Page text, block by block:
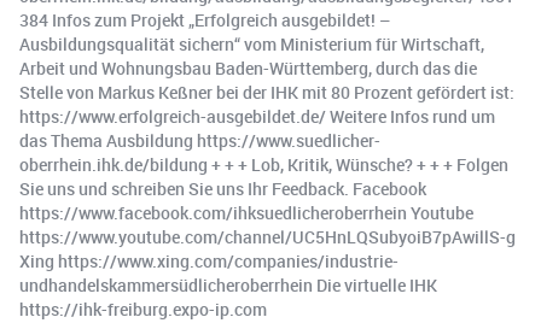
384 Infos zum Projekt „Erfolgreich ausgebildet! –
Ausbildungsqualität sichern“ vom Ministerium für Wirtschaft,
Arbeit und Wohnungsbau Baden-Württemberg, durch das die
Stelle von Markus Keßner bei der IHK mit 80 Prozent gefördert ist:
https://www.erfolgreich-ausgebildet.de/ Weitere Infos rund um
das Thema Ausbildung https://www.suedlicher-
oberrhein.ihk.de/bildung + + + Lob, Kritik, Wünsche? + + + Folgen
Sie uns und schreiben Sie uns Ihr Feedback. Facebook
https://www.facebook.com/ihksuedlicheroberrhein Youtube
https://www.youtube.com/channel/UC5HnLQSubyoiB7pAwillS-g
Xing https://www.xing.com/companies/industrie-
undhandelskammersüdlicheroberrhein Die virtuelle IHK
https://ihk-freiburg.expo-ip.com